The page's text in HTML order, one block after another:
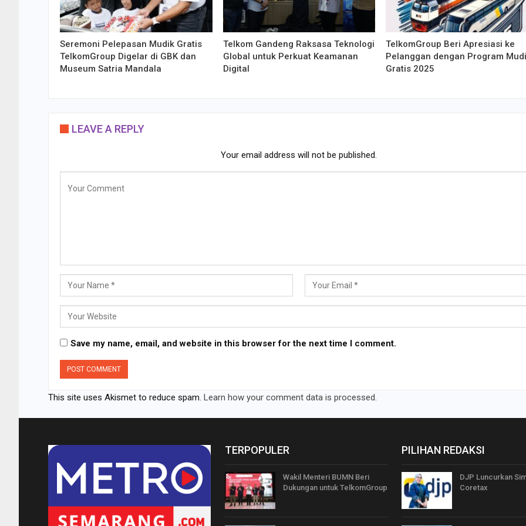
Seremoni Pelepasan Mudik Gratis
TelkomGroup Digelar di GBK dan
Museum Satria Mandala
Telkom Gandeng Raksasa Teknologi
Global untuk Perkuat Keamanan
Digital
TelkomGroup Beri Apresiasi ke
Pelanggan dengan Program
Gratis 2025
LEAVE A REPLY
Your email address will not be published.
Save my name, email, and website in this browser for the next time I comment.
This site uses Akismet to reduce spam. Learn how your comment data is processed.
TERPOPULER
Wakil Menteri BUMN Beri
Dukungan untuk TelkomGroup
PILIHAN REDAKSI
DJP Luncurkan
Coretax